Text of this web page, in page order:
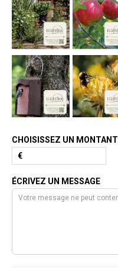
CHOISISSEZ UN MONTANT
€
ÉCRIVEZ UN MESSAGE